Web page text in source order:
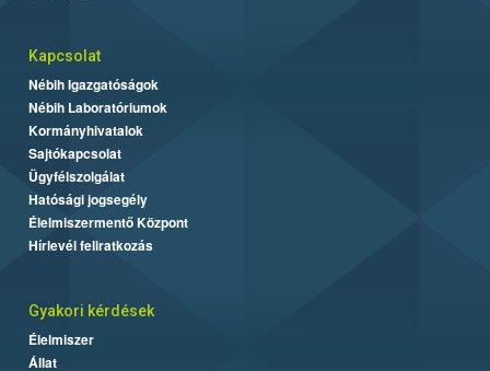
Kapcsolat
Nébih Igazgatóságok
Nébih Laboratóriumok
Kormányhivatalok
Sajtókapcsolat
Ügyfélszolgálat
Hatósági jogsegély
Élelmiszermentő Központ
Hírlevél feliratkozás
Gyakori kérdések
Élelmiszer
Állat